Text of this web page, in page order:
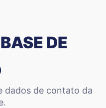
DE
dados de contato da